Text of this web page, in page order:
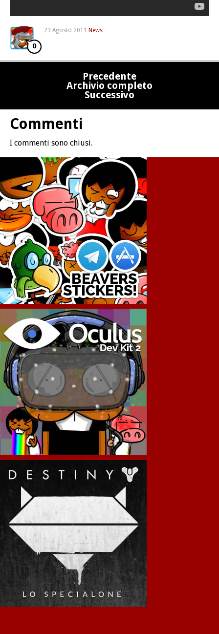
23 Agosto 2011 News
0
Precedente
Archivio completo
Successivo
Commenti
I commenti sono chiusi.